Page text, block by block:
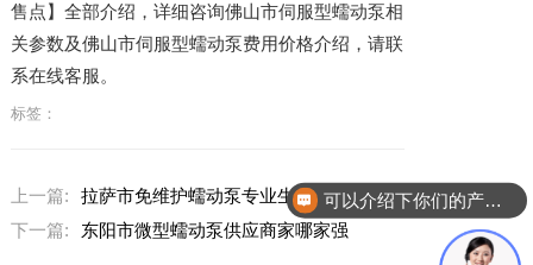
售点】全部介绍，详细咨询佛山市伺服型蠕动泵相
关参数及佛山市伺服型蠕动泵费用价格介绍，请联
系在线客服。
标签：
上一篇:
拉萨市免维护蠕动泵专业生产厂家去哪家买好点的
下一篇:
东阳市微型蠕动泵供应商家哪家强
可以介绍下你们的产品么？